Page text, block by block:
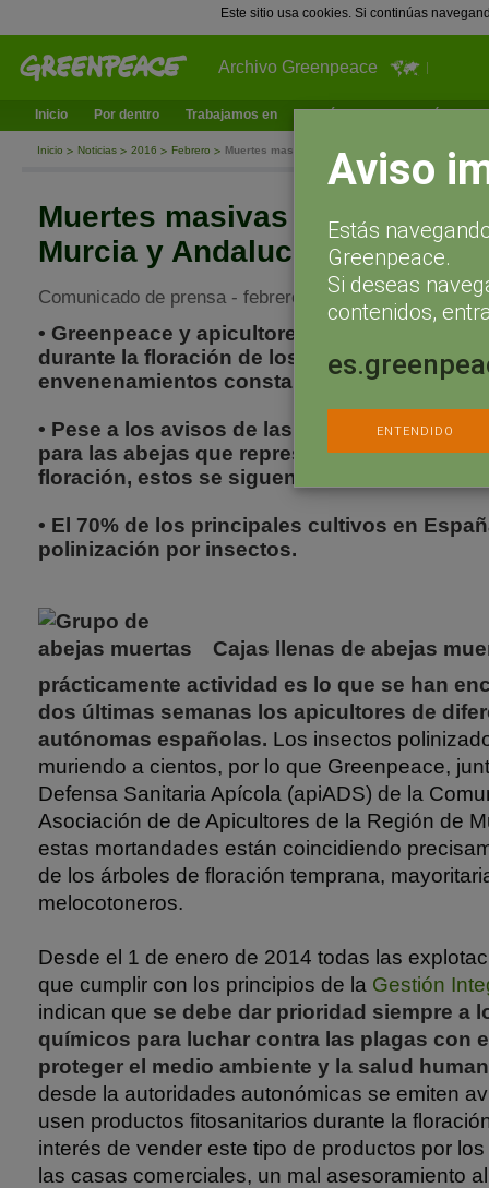
Este sitio usa cookies. Si continúas
Archivo Greenpeace
Inicio Por dentro Trabajamos en ¿Qué puedes hacer tú?
Inicio Noticias 2016 Febrero Muertes masivas de abejas en Valencia, Murcia
Muertes masivas de abejas
Murcia y Andalucía
Comunicado de prensa - febrero 16, 2016
• Greenpeace y apicultores denuncian que
durante la floración de los frutales de hueso
envenenamientos constantes de estos
• Pese a los avisos de las administraciones
para las abejas que representa el uso de
floración, estos se siguen utilizando.
• El 70% de los principales cultivos en
polinización por insectos.
Cajas llenas de abejas
prácticamente actividad es lo que se han
dos últimas semanas los apicultores de
autónomas españolas. Los insectos
muriendo a cientos, por lo que Greenpeace,
Defensa Sanitaria Apícola (apiADS) de la
Asociación de de Apicultores de la Región de
estas mortandades están coincidiendo
de los árboles de floración temprana,
melocotoneros.
Desde el 1 de enero de 2014 todas las
que cumplir con los principios de la Gestión
indican que se debe dar prioridad siempre a
químicos para luchar contra las plagas con
proteger el medio ambiente y la salud
desde la autoridades autonómicas se emiten
usen productos fitosanitarios durante la
interés de vender este tipo de productos por
las casas comerciales, un mal asesoramiento
Aviso
Estás
Greenpeace.
Si deseas
contenidos,
ENTENDIDO